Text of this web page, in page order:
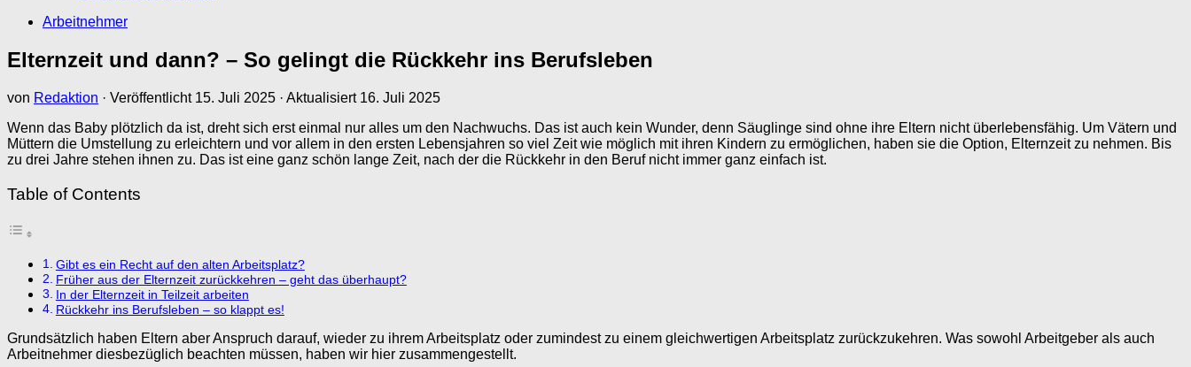
Arbeitnehmer
Elternzeit und dann? – So gelingt die Rückkehr ins Berufsleben
von Redaktion · Veröffentlicht 15. Juli 2025 · Aktualisiert 16. Juli 2025
Wenn das Baby plötzlich da ist, dreht sich erst einmal nur alles um den Nachwuchs. Das ist auch kein Wunder, denn Säuglinge sind ohne ihre Eltern nicht überlebensfähig. Um Vätern und
Müttern die Umstellung zu erleichtern und vor allem in den ersten Lebensjahren so viel Zeit wie möglich mit ihren Kindern zu ermöglichen, haben sie die Option, Elternzeit zu nehmen. Bis
zu drei Jahre stehen ihnen zu. Das ist eine ganz schön lange Zeit, nach der die Rückkehr in den Beruf nicht immer ganz einfach ist.
Table of Contents
Gibt es ein Recht auf den alten Arbeitsplatz?
Früher aus der Elternzeit zurückkehren – geht das überhaupt?
In der Elternzeit in Teilzeit arbeiten
Rückkehr ins Berufsleben – so klappt es!
Grundsätzlich haben Eltern aber Anspruch darauf, wieder zu ihrem Arbeitsplatz oder zumindest zu einem gleichwertigen Arbeitsplatz zurückzukehren. Was sowohl Arbeitgeber als auch
Arbeitnehmer diesbezüglich beachten müssen, haben wir hier zusammengestellt.